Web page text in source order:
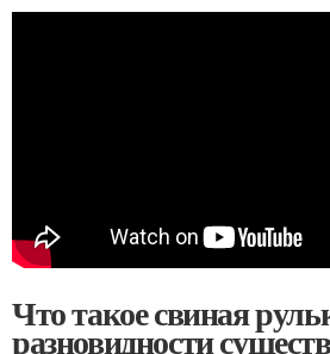
Что такое свиная
разновидности